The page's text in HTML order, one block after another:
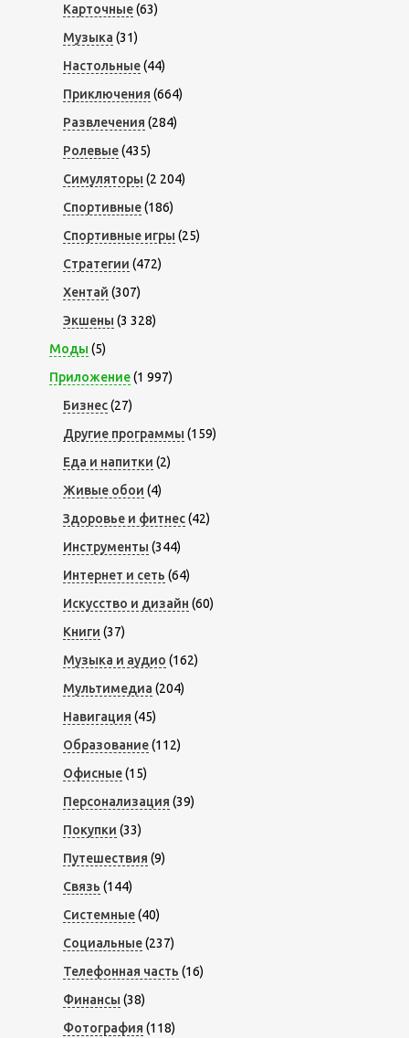
Карточные(63)
Музыка (31)
Настольные(44)
Приключения (664)
Развлечения (284)
Ролевые(435)
Симуляторы (2 204)
Спортивные(186)
Спортивные игры (25)
Стратегии (472)
Хентай (307)
Экшены (3 328)
Моды (5)
Приложение(1 997)
Бизнес(27)
Другие программы (159)
Еда и напитки (2)
Живые обои (4)
Здоровье и фитнес(42)
Инструменты (344)
Интернет и сеть (64)
Искусство и дизайн (60)
Книги (37)
Музыка и аудио (162)
Мультимедиа (204)
Навигация (45)
Образование(112)
Офисные(15)
Персонализация (39)
Покупки (33)
Путешествия (9)
Связь (144)
Системные(40)
Социальные(237)
Телефонная часть (16)
Финансы (38)
Фотография (118)